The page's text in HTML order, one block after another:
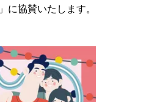
に協賛いたします。